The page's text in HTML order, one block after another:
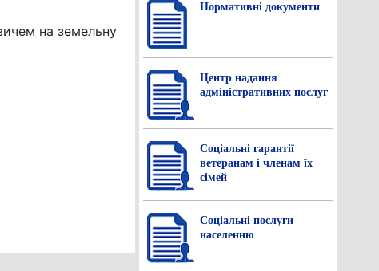
на земельну
Нормативнi документи
Центр надання
адміністративних послуг
Соціальні гарантії
ветеранам і членам їх
сімей
Соціальні послуги
населенню